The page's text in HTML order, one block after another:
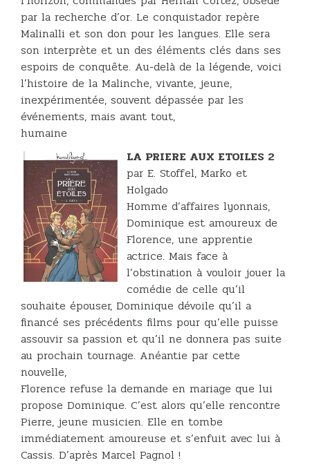
par la recherche d’or. Le conquistador repère
Malinalli et son don pour les langues. Elle sera
son interprète et un des éléments clés dans ses
espoirs de conquête. Au-delà de la légende, voici
l’histoire de la Malinche, vivante, jeune,
inexpérimentée, souvent dépassée par les
événements, mais avant tout,
humaine
LA PRIERE AUX ETOILES 2
par E. Stoffel, Marko et
Holgado
Homme d’affaires lyonnais,
Dominique est amoureux de
Florence, une apprentie
actrice. Mais face à
l’obstination à vouloir jouer la
comédie de celle qu’il
souhaite épouser, Dominique dévoile qu’il a
financé ses précédents films pour qu’elle puisse
assouvir sa passion et qu’il ne donnera pas suite
au prochain tournage. Anéantie par cette
nouvelle,
Florence refuse la demande en mariage que lui
propose Dominique. C’est alors qu’elle rencontre
Pierre, jeune musicien. Elle en tombe
immédiatement amoureuse et s’enfuit avec lui à
Cassis. D’après Marcel Pagnol !